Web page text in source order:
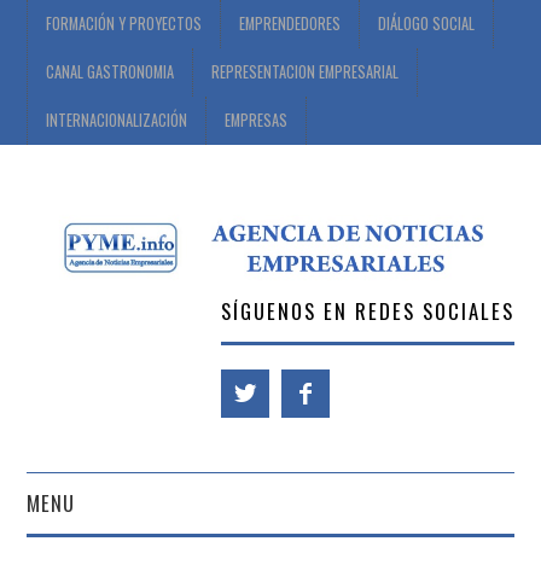
FORMACIÓN Y PROYECTOS EMPRENDEDORES DIÁLOGO SOCIAL
CANAL GASTRONOMIA REPRESENTACION EMPRESARIAL
INTERNACIONALIZACIÓN EMPRESAS
SÍGUENOS EN REDES SOCIALES
MENU